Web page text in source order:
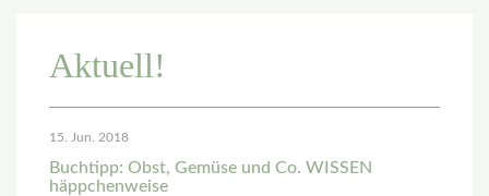
Aktuell!
15. Jun. 2018
Buchtipp: Obst, Gemüse und Co. WISSEN
häppchenweise